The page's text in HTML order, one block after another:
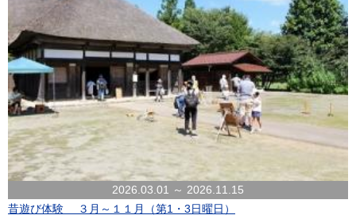
2026.03.01 ～ 2026.11.15
昔遊び体験 ３月～１１月（第1・3日曜日）